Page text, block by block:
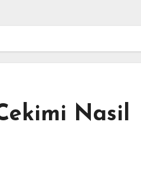
Nasil